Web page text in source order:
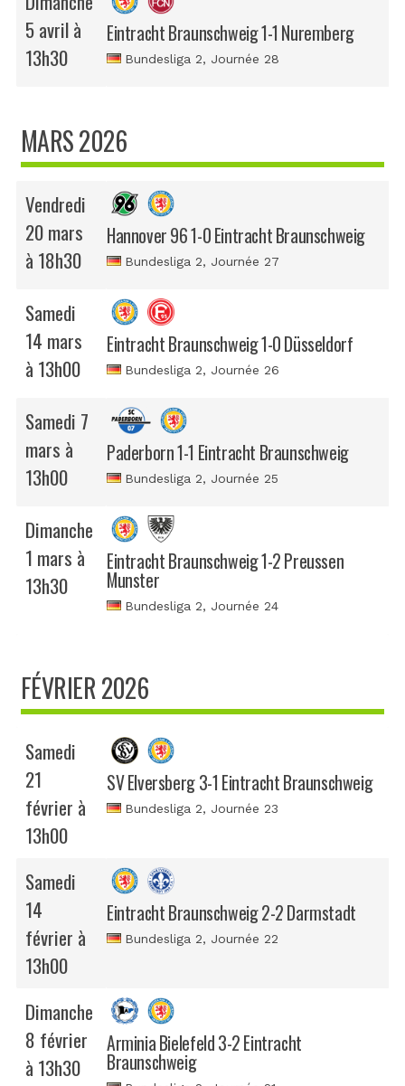
5 avril à
13h30
Eintracht Braunschweig 1-1 Nuremberg
Bundesliga 2, Journée 28
MARS 2026
Vendredi
20 mars
à 18h30
Hannover 96 1-0 Eintracht Braunschweig
Bundesliga 2, Journée 27
Samedi
14 mars
à 13h00
Eintracht Braunschweig 1-0 Düsseldorf
Bundesliga 2, Journée 26
Samedi 7
mars à
13h00
Paderborn 1-1 Eintracht Braunschweig
Bundesliga 2, Journée 25
Dimanche
1 mars à
13h30
Eintracht Braunschweig 1-2 Preussen
Munster
Bundesliga 2, Journée 24
FÉVRIER 2026
Samedi
21
février à
13h00
SV Elversberg 3-1 Eintracht Braunschweig
Bundesliga 2, Journée 23
Samedi
14
février à
13h00
Eintracht Braunschweig 2-2 Darmstadt
Bundesliga 2, Journée 22
Dimanche
8 février
à 13h30
Arminia Bielefeld 3-2 Eintracht
Braunschweig